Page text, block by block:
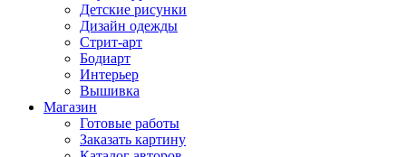
Детские рисунки
Дизайн одежды
Стрит-арт
Бодиарт
Интерьер
Вышивка
Магазин
Готовые работы
Заказать картину